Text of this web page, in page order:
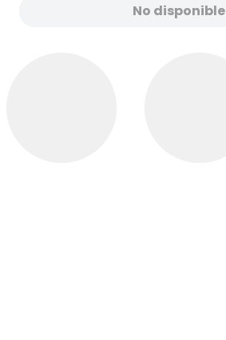
No disponible